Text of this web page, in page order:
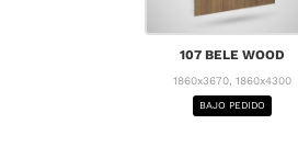
107 BELE WOOD
1860x3670, 1860x4300
BAJO PEDIDO